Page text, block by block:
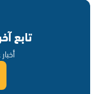
تابع